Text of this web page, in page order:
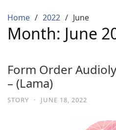
Home 2022 June
Month: June
Form Order
– (Lama)
STORY · JUNE 18, 2022